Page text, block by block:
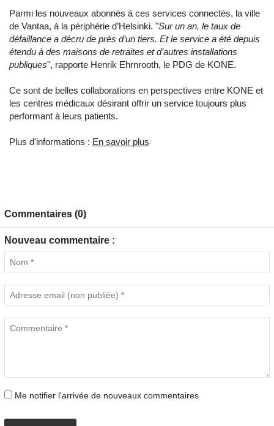
Parmi les nouveaux abonnés à ces services connectés, la ville
de Vantaa, à la périphérie d’Helsinki. "Sur un an, le taux de
défaillance a décru de près d’un tiers. Et le service a été depuis
étendu à des maisons de retraites et d’autres installations
publiques", rapporte Henrik Ehrnrooth, le PDG de KONE.
Ce sont de belles collaborations en perspectives entre KONE et
les centres médicaux désirant offrir un service toujours plus
performant à leurs patients.
Plus d'informations : En savoir plus
Commentaires (0)
Nouveau commentaire :
Me notifier l'arrivée de nouveaux commentaires